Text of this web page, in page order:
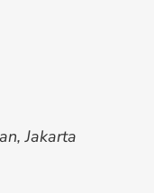
Jakarta